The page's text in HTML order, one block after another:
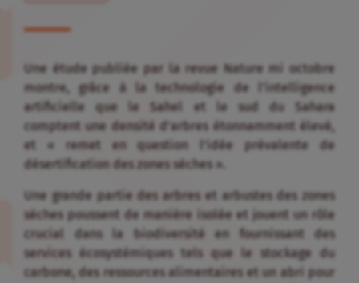
Une étude publiée par la revue Nature mi octobre
montre, grâce à la technologie de l’intelligence
artificielle que le Sahel et le sud du Sahara
comptent une densité d’arbres étonnamment élevé,
et « remet en question l’idée prévalente de
désertification des zones sèches ».
Une grande partie des arbres et arbustes des zones
sèches poussent de manière isolée et jouent un rôle
crucial dans la biodiversité en fournissant des
services écosystémiques tels que le stockage du
carbone, des ressources alimentaires et un abri pour